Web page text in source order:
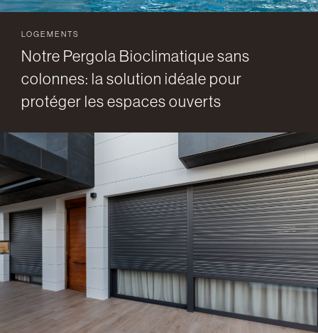
LOGEMENTS
Notre Pergola Bioclimatique sans
colonnes: la solution idéale pour
protéger les espaces ouverts